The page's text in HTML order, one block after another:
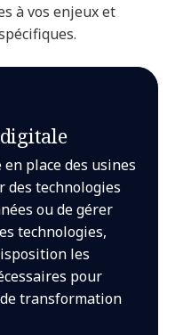
à vos enjeux et
en place des usines
des technologies
ou de gérer
technologies,
les
pour
transformation